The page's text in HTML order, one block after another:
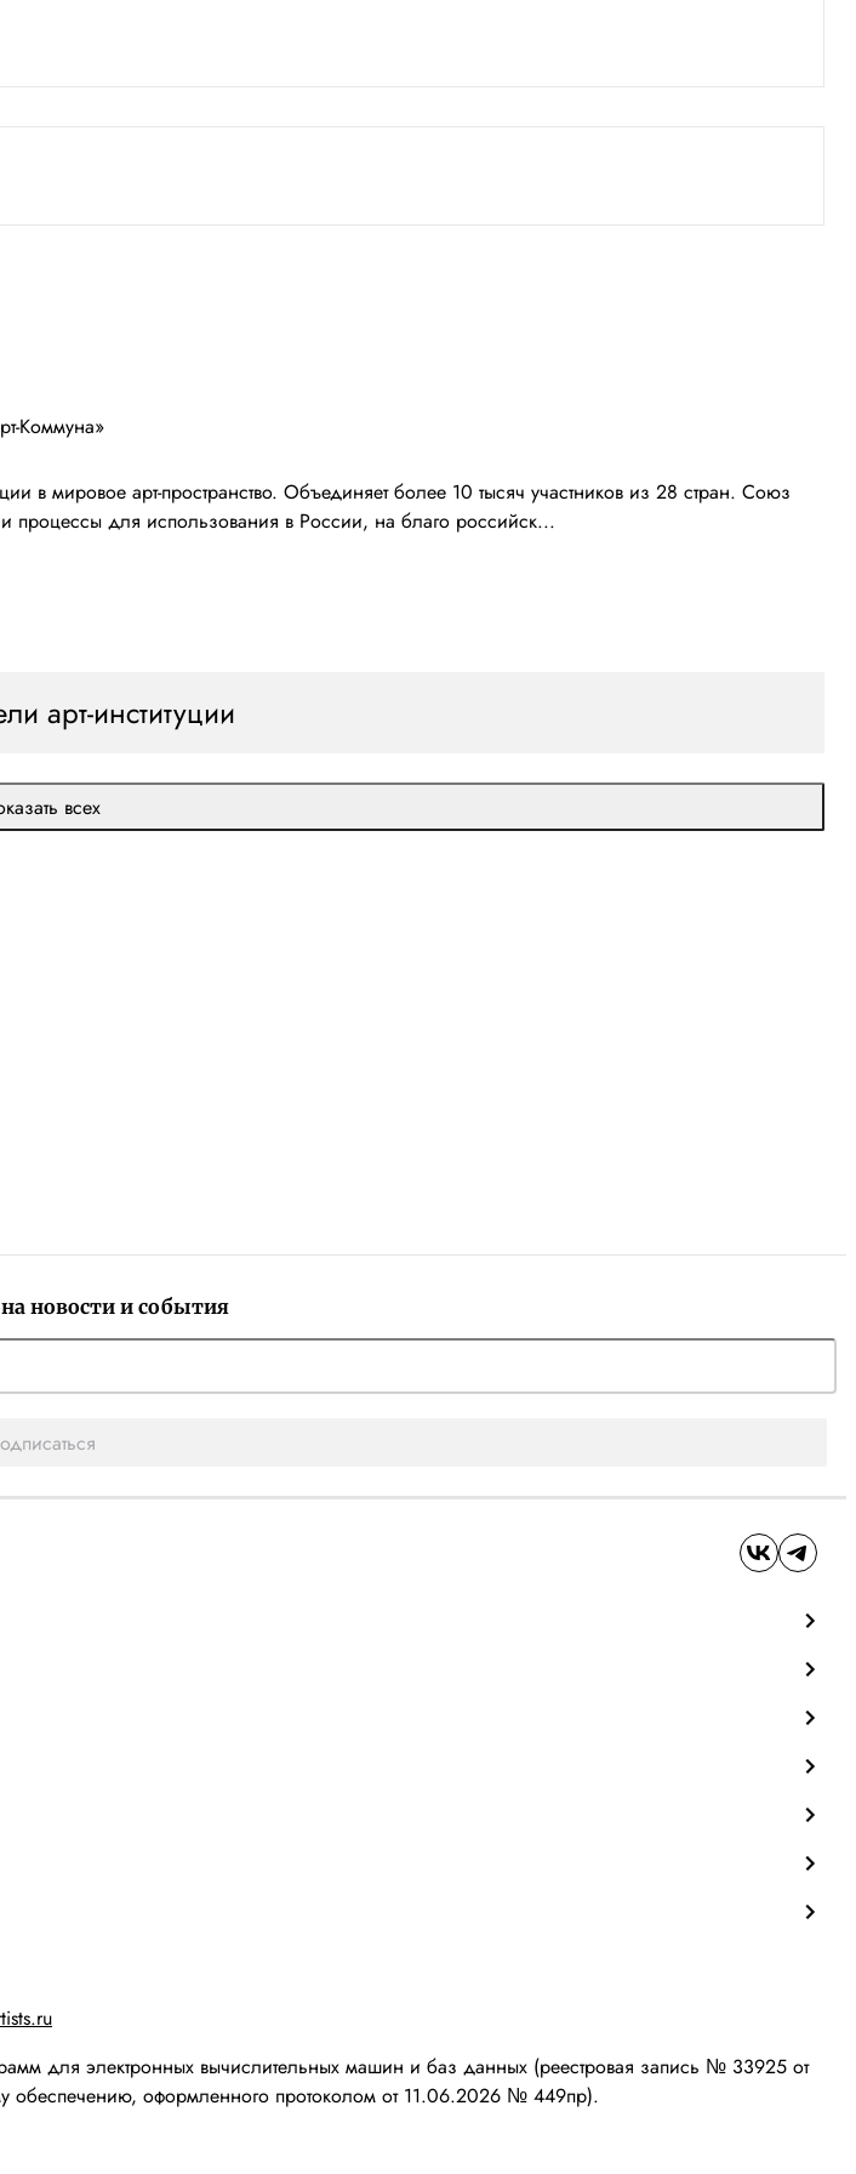
Коммуна»
в мировое арт-пространство. Объединяет более 10 тысяч участников из 28 стран. Союз
процессы для использования в России, на благо российск...
арт-институции
всех
новости и события
для электронных вычислительных машин и баз данных (реестровая запись № 33925 от
обеспечению, оформленного протоколом от 11.06.2026 № 449пр).